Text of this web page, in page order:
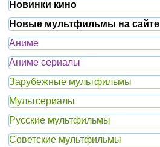
Новинки кино
Новые мультфильмы на сайте
Аниме
Аниме сериалы
Зарубежные мультфильмы
Мультсериалы
Русские мультфильмы
Советские мультфильмы